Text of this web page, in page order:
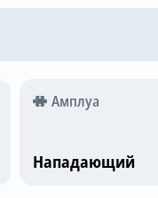
Амплуа
Нападающий